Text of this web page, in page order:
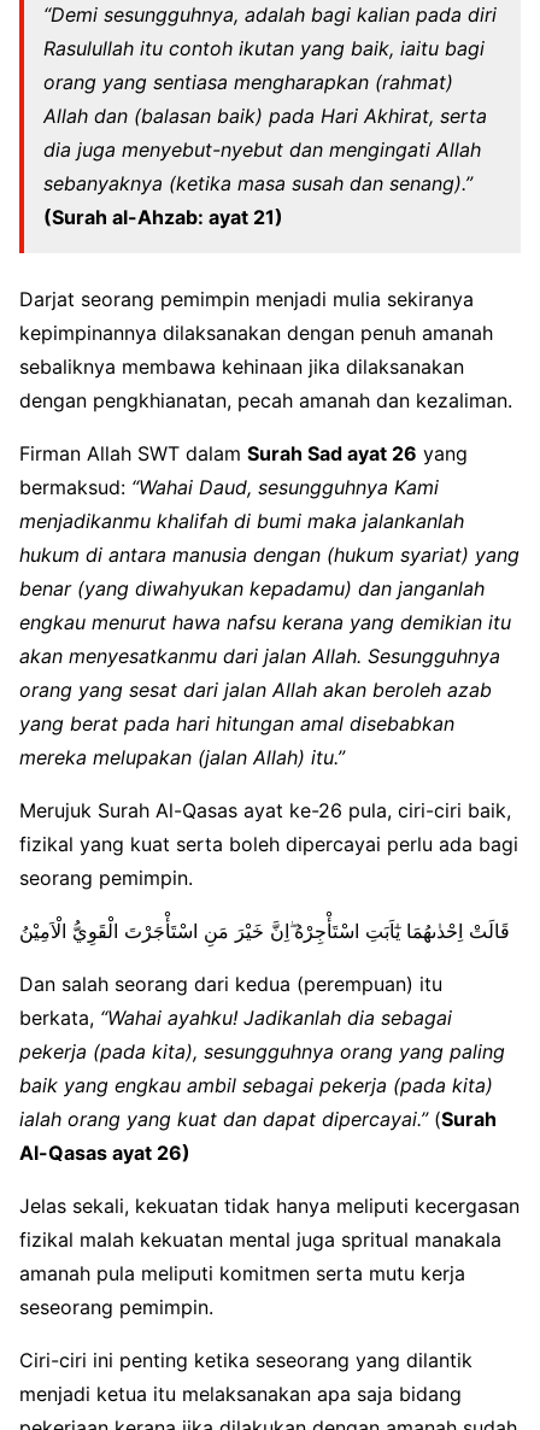
“Demi sesungguhnya, adalah bagi kalian pada diri
Rasulullah itu contoh ikutan yang baik, iaitu bagi
orang yang sentiasa mengharapkan (rahmat)
Allah dan (balasan baik) pada Hari Akhirat, serta
dia juga menyebut-nyebut dan mengingati Allah
sebanyaknya (ketika masa susah dan senang).”
(Surah al-Ahzab: ayat 21)
Darjat seorang pemimpin menjadi mulia sekiranya
kepimpinannya dilaksanakan dengan penuh amanah
sebaliknya membawa kehinaan jika dilaksanakan
dengan pengkhianatan, pecah amanah dan kezaliman.
Firman Allah SWT dalam Surah Sad ayat 26 yang
bermaksud: “Wahai Daud, sesungguhnya Kami
menjadikanmu khalifah di bumi maka jalankanlah
hukum di antara manusia dengan (hukum syariat) yang
benar (yang diwahyukan kepadamu) dan janganlah
engkau menurut hawa nafsu kerana yang demikian itu
akan menyesatkanmu dari jalan Allah. Sesungguhnya
orang yang sesat dari jalan Allah akan beroleh azab
yang berat pada hari hitungan amal disebabkan
mereka melupakan (jalan Allah) itu.”
Merujuk Surah Al-Qasas ayat ke-26 pula, ciri-ciri baik,
fizikal yang kuat serta boleh dipercayai perlu ada bagi
seorang pemimpin.
قَالَتْ اِحْدٰىهُمَا يٰٓاَبَتِ اسْتَأْجِرْهُ ۖاِنَّ خَيْرَ مَنِ اسْتَأْجَرْتَ الْقَوِيُّ الْاَمِيْنُ
Dan salah seorang dari kedua (perempuan) itu
berkata, “Wahai ayahku! Jadikanlah dia sebagai
pekerja (pada kita), sesungguhnya orang yang paling
baik yang engkau ambil sebagai pekerja (pada kita)
ialah orang yang kuat dan dapat dipercayai.”(Surah
Al-Qasas ayat 26)
Jelas sekali, kekuatan tidak hanya meliputi kecergasan
fizikal malah kekuatan mental juga spritual manakala
amanah pula meliputi komitmen serta mutu kerja
seseorang pemimpin.
Ciri-ciri ini penting ketika seseorang yang dilantik
menjadi ketua itu melaksanakan apa saja bidang